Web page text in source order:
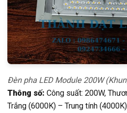
Đèn pha LED Module 200W
Thông số: Công suất: 200W,
Trắng (6000K) – Trung tính